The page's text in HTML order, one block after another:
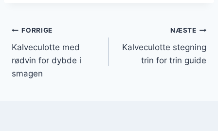
Indlægsnavigation
FORRIGE
Kalveculotte med
rødvin for dybde i
smagen
NÆSTE
Kalveculotte stegning
trin for trin guide